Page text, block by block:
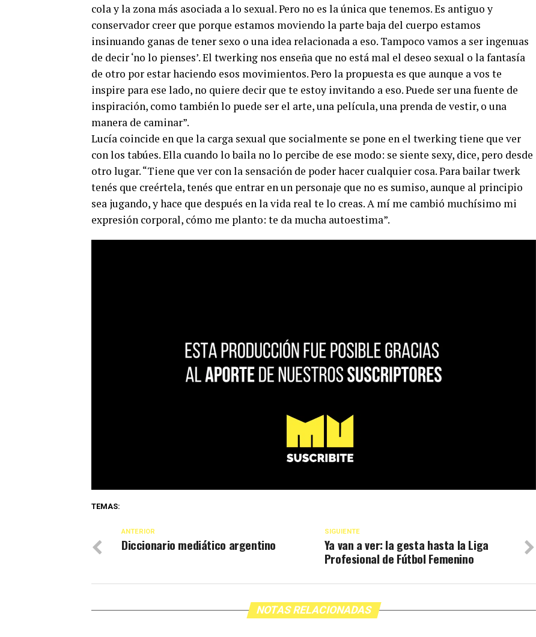
cola y la zona más asociada a lo sexual. Pero no es la única que tenemos. Es antiguo y
conservador creer que porque estamos moviendo la parte baja del cuerpo estamos
insinuando ganas de tener sexo o una idea relacionada a eso. Tampoco vamos a ser ingenuas
de decir ‘no lo pienses’. El twerking nos enseña que no está mal el deseo sexual o la fantasía
de otro por estar haciendo esos movimientos. Pero la propuesta es que aunque a vos te
inspire para ese lado, no quiere decir que te estoy invitando a eso. Puede ser una fuente de
inspiración, como también lo puede ser el arte, una película, una prenda de vestir, o una
manera de caminar”.
Lucía coincide en que la carga sexual que socialmente se pone en el twerking tiene que ver
con los tabúes. Ella cuando lo baila no lo percibe de ese modo: se siente sexy, dice, pero desde
otro lugar. “Tiene que ver con la sensación de poder hacer cualquier cosa. Para bailar twerk
tenés que creértela, tenés que entrar en un personaje que no es sumiso, aunque al principio
sea jugando, y hace que después en la vida real te lo creas. A mí me cambió muchísimo mi
expresión corporal, cómo me planto: te da mucha autoestima”.
TEMAS:
SIGUIENTE
Ya van a ver: la gesta hasta la Liga
Profesional de Fútbol Femenino
ANTERIOR
Diccionario mediático argentino
NOTAS RELACIONADAS